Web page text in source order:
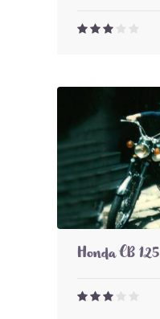
Honda CB 125